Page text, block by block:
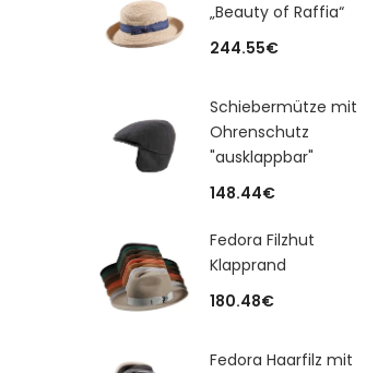
„Beauty of Raffia“
244.55€
Schiebermütze mit
Ohrenschutz
"ausklappbar"
148.44€
Fedora Filzhut
Klapprand
180.48€
Fedora Haarfilz mit